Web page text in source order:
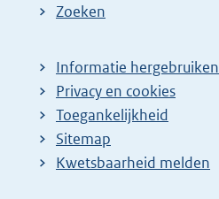
Zoeken
Informatie hergebruiken
Privacy en cookies
Toegankelijkheid
Sitemap
E
Kwetsbaarheid melden